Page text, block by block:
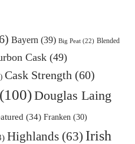
Bayern(39) Big Peat(22) Blended
Cask(49)
Cask Strength (60)
Douglas Laing
(34) Franken(30)
Highlands(63) Irish